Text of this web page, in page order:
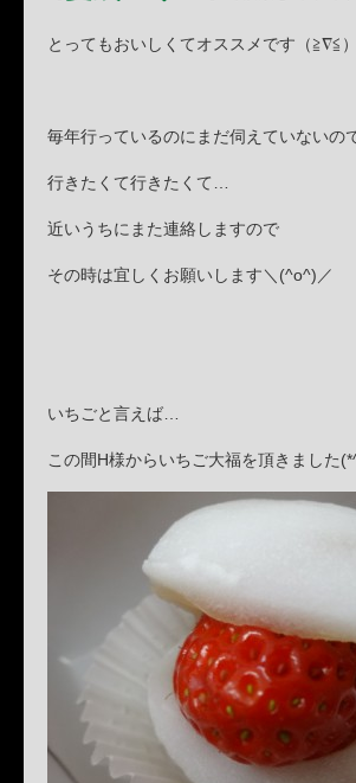
とってもおいしくてオススメです（≧∇≦）
毎年行っているのにまだ伺えていないの
行きたくて行きたくて…
近いうちにまた連絡しますので
その時は宜しくお願いします＼(^o^)／
いちごと言えば…
この間H様からいちご大福を頂きました